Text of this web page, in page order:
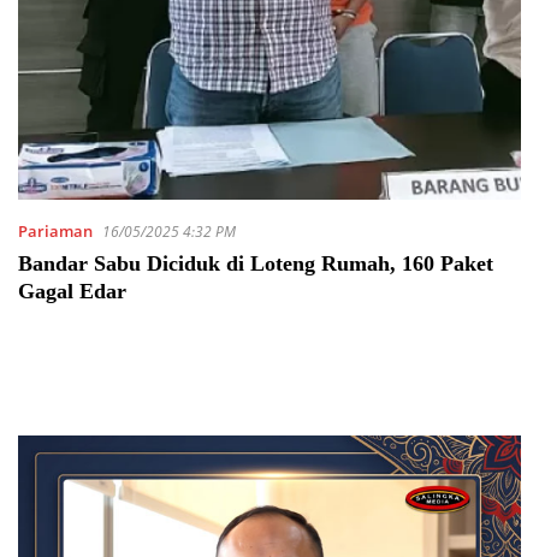
Pariaman 16/05/2025 4:32 PM
Bandar Sabu Diciduk di Loteng Rumah, 160 Paket
Gagal Edar